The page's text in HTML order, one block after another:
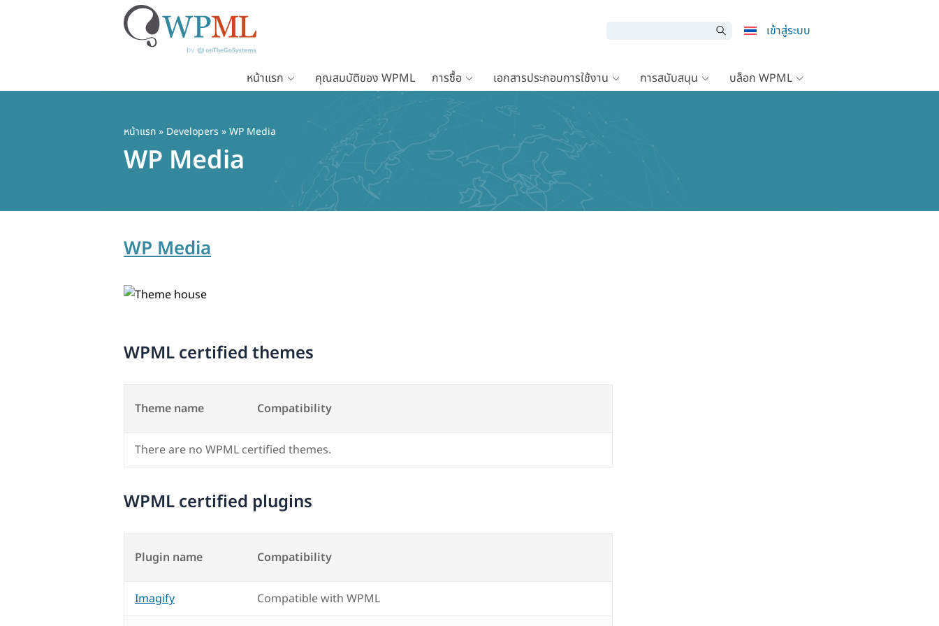
เข้าสู่ระบบ
หน้าแรก คุณสมบัติของ WPML การซื้อ เอกสารประกอบการใช้งาน การสนับสนุน บล็อก WPML
หน้าแรก» Developers » WP Media
WP Media
WP Media
WPML certified themes
Theme name Compatibility
There are no WPML certified themes.
WPML certified plugins
Plugin name Compatibility
Imagify Compatible with WPML